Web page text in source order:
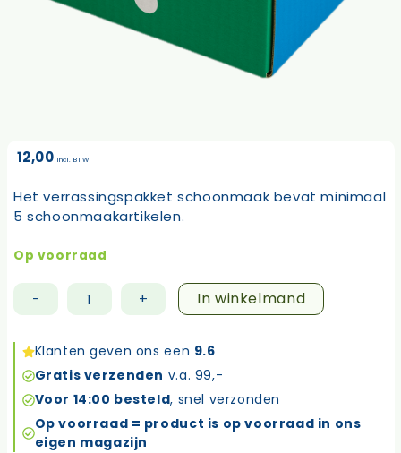
12,00 incl. BTW
Het verrassingspakket schoonmaak bevat minimaal
5 schoonmaakartikelen.
Op voorraad
-
Verrassingspakket
aantal
+ In winkelmand
Klanten geven ons een 9.6
Gratis verzenden v.a. 99,-
Voor 14:00 besteld, snel verzonden
Op voorraad = product is op voorraad in ons
eigen magazijn